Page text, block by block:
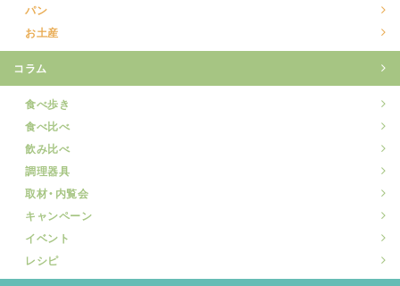
パン
お土産
コラム
食べ歩き
食べ比べ
飲み比べ
調理器具
取材・内覧会
キャンペーン
イベント
レシピ